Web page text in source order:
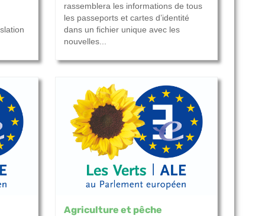
rassemblera les informations de tous
les passeports et cartes d’identité
dans un fichier unique avec les
nouvelles...
Agriculture et pêche